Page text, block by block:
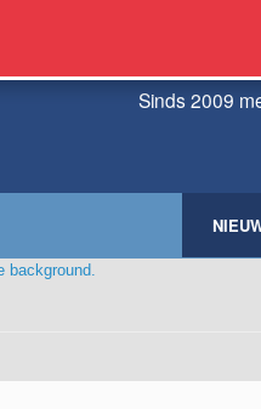
Sinds 2009